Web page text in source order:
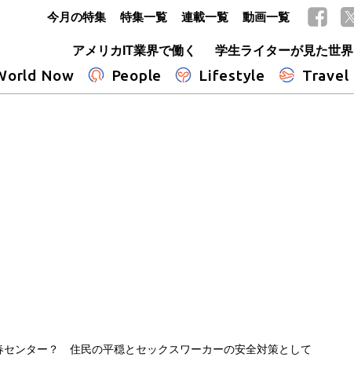
アメリカIT業界で働く
学生ライターが見た世界
Now People Lifestyle Travel
今月の特集 特集一覧 連載一覧 動画一覧
センター？ 住民の平穏とセックスワーカーの安全対策として